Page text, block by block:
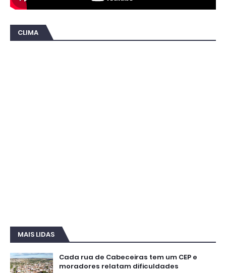
CLIMA
MAIS LIDAS
Cada rua de Cabeceiras tem um CEP e
moradores relatam dificuldades